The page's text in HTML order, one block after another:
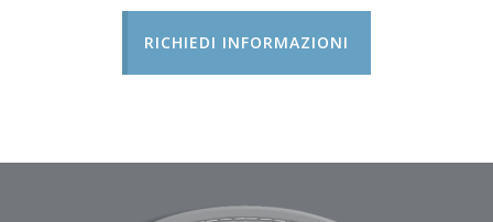
RICHIEDI INFORMAZIONI